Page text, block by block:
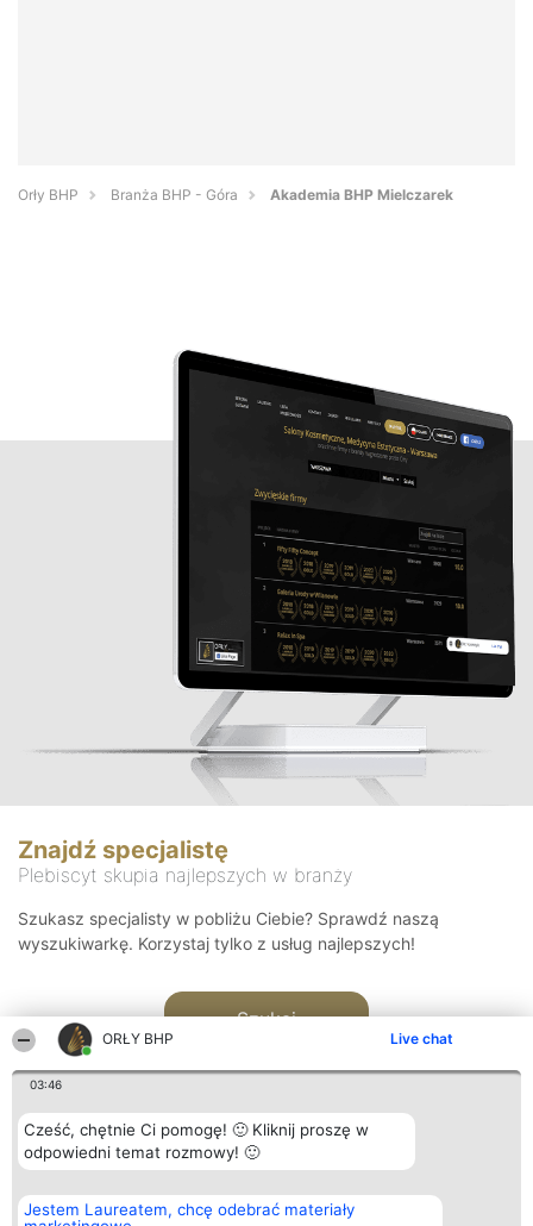
ORŁY BHP Live chat
03:46
Cześć, chętnie Ci pomogę! 🙂 Kliknij proszę w
odpowiedni temat rozmowy! 🙂
Jestem Laureatem, chcę odebrać materiały
Orły BHP Branża BHP - Góra Akademia BHP Mielczarek
Znajdź specjalistę
Plebiscyt skupia najlepszych w branży
Szukasz specjalisty w pobliżu Ciebie? Sprawdź naszą
wyszukiwarkę. Korzystaj tylko z usług najlepszych!
Szukaj
Organizator plebiscytu
Bright Side Solutions sp. z o.
Plebiscyt
Laureaci
Kontakt
Kontakt